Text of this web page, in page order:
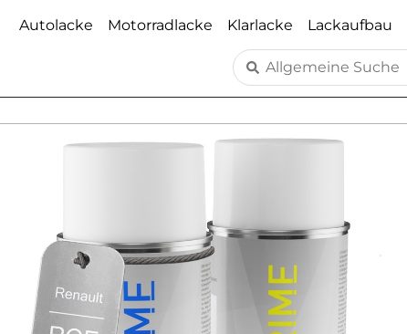
Autolacke Motorradlacke Klarlacke Lackaufbau